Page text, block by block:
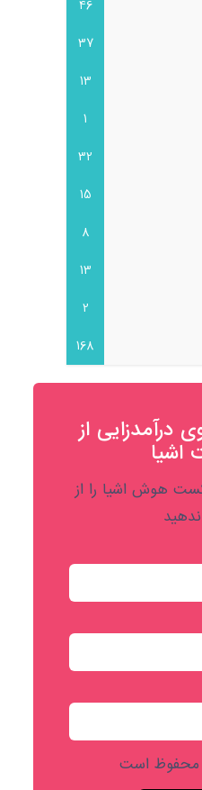
46
37
13
1
32
15
8
13
2
168
درآمدزایی از
اشیا
هوش اشیا را از
محفوظ است